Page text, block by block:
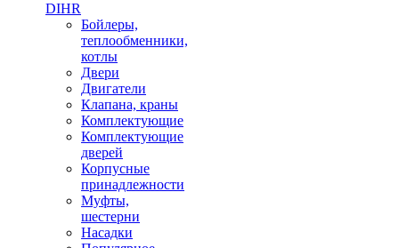
DIHR
Бойлеры,
теплообменники,
котлы
Двери
Двигатели
Клапана, краны
Комплектующие
Комплектующие
дверей
Корпусные
принадлежности
Муфты,
шестерни
Насадки